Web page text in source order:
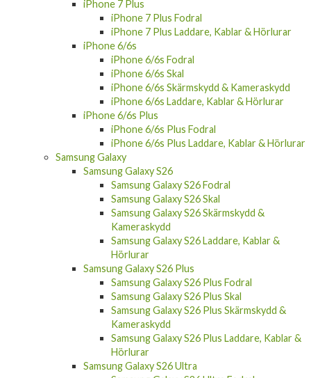
iPhone 7 Fodral
iPhone 7 Skal
iPhone 7 Skärmskydd & Kameraskydd
iPhone 7 Laddare, Kablar & Hörlurar
iPhone 7 Plus
iPhone 7 Plus Fodral
iPhone 7 Plus Laddare, Kablar & Hörlurar
iPhone 6/6s
iPhone 6/6s Fodral
iPhone 6/6s Skal
iPhone 6/6s Skärmskydd & Kameraskydd
iPhone 6/6s Laddare, Kablar & Hörlurar
iPhone 6/6s Plus
iPhone 6/6s Plus Fodral
iPhone 6/6s Plus Laddare, Kablar & Hörlurar
Samsung Galaxy
Samsung Galaxy S26
Samsung Galaxy S26 Fodral
Samsung Galaxy S26 Skal
Samsung Galaxy S26 Skärmskydd &
Kameraskydd
Samsung Galaxy S26 Laddare, Kablar &
Hörlurar
Samsung Galaxy S26 Plus
Samsung Galaxy S26 Plus Fodral
Samsung Galaxy S26 Plus Skal
Samsung Galaxy S26 Plus Skärmskydd &